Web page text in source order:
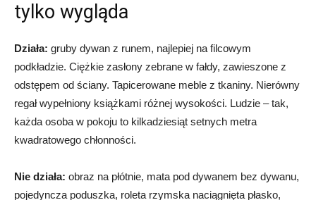
tylko wygląda
Działa: gruby dywan z runem, najlepiej na filcowym
podkładzie. Ciężkie zasłony zebrane w fałdy, zawieszone z
odstępem od ściany. Tapicerowane meble z tkaniny. Nierówny
regał wypełniony książkami różnej wysokości. Ludzie – tak,
każda osoba w pokoju to kilkadziesiąt setnych metra
kwadratowego chłonności.
Nie działa: obraz na płótnie, mata pod dywanem bez dywanu,
pojedyncza poduszka, roleta rzymska naciągnięta płasko,